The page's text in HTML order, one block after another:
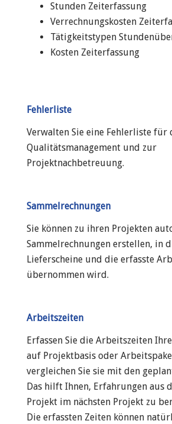
Stunden Zeiterfassung
Verrechnungskosten
Tätigkeitstypen
Kosten Zeiterfassung
Fehlerliste
Verwalten Sie eine Fehlerliste für
Qualitätsmanagement und zur
Projektnachbetreuung.
Sammelrechnungen
Sie können zu ihren Projekten
Sammelrechnungen erstellen, in
Lieferscheine und die erfasste
übernommen wird.
Arbeitszeiten
Erfassen Sie die Arbeitszeiten
auf Projektbasis oder
vergleichen Sie sie mit den
Das hilft Ihnen, Erfahrungen aus
Projekt im nächsten Projekt zu
Die erfassten Zeiten können